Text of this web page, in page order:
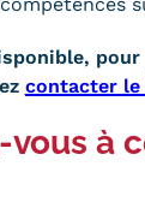
contacter le
vous à